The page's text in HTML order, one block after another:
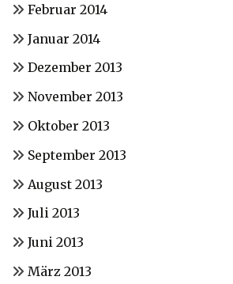
Februar 2014
Januar 2014
Dezember 2013
November 2013
Oktober 2013
September 2013
August 2013
Juli 2013
Juni 2013
März 2013